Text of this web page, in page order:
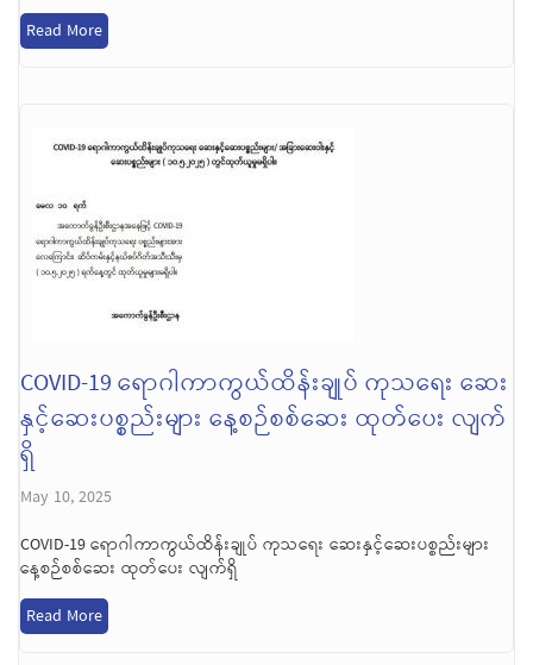
Read More
COVID-19 ရောဂါကာကွယ်ထိန်းချုပ် ကုသရေး ဆေး
နှင့်ဆေးပစ္စည်းများ နေ့စဉ်စစ်ဆေး ထုတ်ပေး လျက်
ရှိ
May 10, 2025
COVID-19 ရောဂါကာကွယ်ထိန်းချုပ် ကုသရေး ဆေးနှင့်ဆေးပစ္စည်းများ
နေ့စဉ်စစ်ဆေး ထုတ်ပေး လျက်ရှိ
Read More